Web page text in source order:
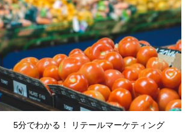
5分でわかる！ リテールマーケティング